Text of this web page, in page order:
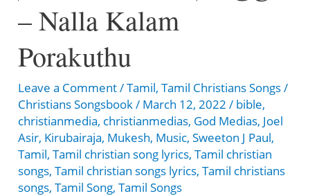
thoyyum
pothu
– Nalla Kalam
Porakuthu
Leave a Comment/Tamil,Tamil Christians Songs/
Christians Songsbook/ March 12, 2022/ bible,
christianmedia, christianmedias, God Medias, Joel
Asir, Kirubairaja, Mukesh, Music,Sweeton J Paul,
Tamil,Tamil christian song lyrics,Tamil christian
songs,Tamil christian songs lyrics,Tamil christians
songs,Tamil Song,Tamil Songs